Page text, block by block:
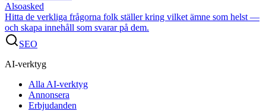
Alsoasked
Hitta de verkliga frågorna folk ställer kring vilket ämne som helst —
och skapa innehåll som svarar på dem.
SEO
AI-verktyg
Alla AI-verktyg
Annonsera
Erbjudanden